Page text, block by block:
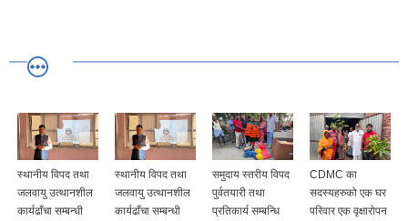
स्थानीय विपद तथा
जलवायु उत्थानशील
कार्यढाँचा सम्बन्धी
स्थानीय विपद तथा
जलवायु उत्थानशील
कार्यढाँचा सम्बन्धी
समुदाय स्तरीय विपद
पुर्वतयारी तथा
प्रतिकार्य सम्बन्धि
CDMC का
सदस्यहरुको एक घर
परिवार एक वृक्षारोपन